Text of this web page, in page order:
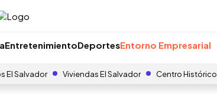
EntretenimientoDeportesEntorno Empresarial
El Salvador Viviendas El Salvador Centro Histórico